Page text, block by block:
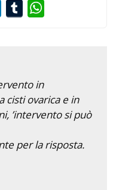
LinkedInTumblr
in
cisti ovarica e in
’intervento si può
per la risposta.